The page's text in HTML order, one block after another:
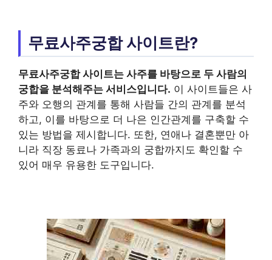
무료사주궁합 사이트란?
무료사주궁합 사이트는 사주를 바탕으로 두 사람의
궁합을 분석해주는 서비스입니다. 이 사이트들은 사
주와 오행의 관계를 통해 사람들 간의 관계를 분석
하고, 이를 바탕으로 더 나은 인간관계를 구축할 수
있는 방법을 제시합니다. 또한, 연애나 결혼뿐만 아
니라 직장 동료나 가족과의 궁합까지도 확인할 수
있어 매우 유용한 도구입니다.